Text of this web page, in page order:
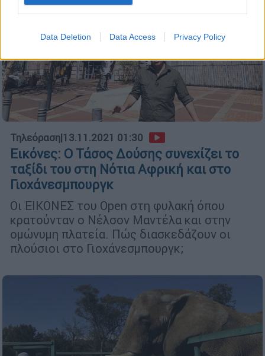
Data Deletion Data Access Privacy Policy
Τηλεόραση|13.11.2021 01:30
Εικόνες: Ο Τάσος Δούσης συνεχίζει το
ταξίδι του στη Νότια Αφρική και στο
Γιοχάνεσμπουργκ
Οι ΕΙΚΟΝΕΣ του Open στη φυλακή όπου
κρατούνταν ο Νέλσον Μαντέλα και στην
ομώνυμη πλατεία. Πώς διασκεδάζουν οι
πλούσιοι στο Γιοχάνεσμπουργκ;